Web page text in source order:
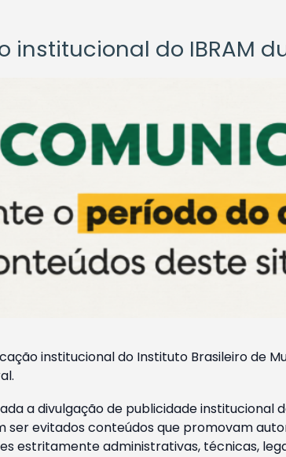
institucional do IBRAM
institucional do Instituto Brasileiro de
a divulgação de publicidade institucional
evitados conteúdos que promovam
estritamente administrativas, técnicas,